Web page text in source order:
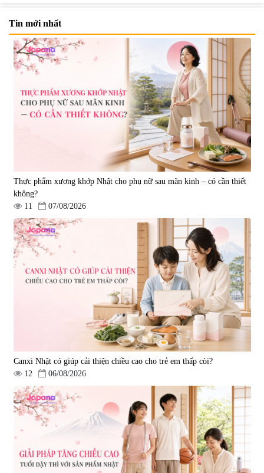
Viên uống bổ não Ribeto Shoji
| 57.920
1.450.000 đ
Viên nang uống cải thiện thị lực,
trí nhớ DHA + EPA + Flaxseed
Oil 30 viên/gói - Date 02/2027
|52.346
225.000 đ
Tẩy tế bào chết Nichiei Bussan
Nano NMN+ Peeling Gel
Luxury 200g
1.490.000 đ
Viên uống hỗ trợ bền thành
mạch, ngừa tai biến Elastin Plus
& Nattokinase Hokoen 80 viên
|0
980.000 đ
Viên uống bổ gan Ribeto Shoji
Hepaclean 60 viên
543.205
690.000 đ
Viên uống hỗ trợ cải thiện thoát
vị đĩa đệm Kyoto Has 30 viên
14.560
1.600.000 đ
Tin mới nhất
Thực phẩm xương khớp Nhật cho phụ nữ sau mãn kinh – có cần thiết
không?
11
07/08/2026
Canxi Nhật có giúp cải thiện chiều cao cho trẻ em thấp còi?
12
06/08/2026